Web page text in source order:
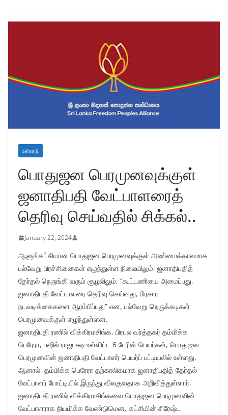
உள்நாடு
பொதுஜன பெரமுனவுக்குள்
ஜனாதிபதி வேட்பாளரைத்
தெரிவு செய்வதில் சிக்கல்..
January 22, 2024
ஆளுங்கட்சியான பொதுஜன பெரமுனவுக்குள் அண்மைக்காலமாக
பல்வேறு பிரச்சினைகள் எழுந்துள்ள நிலையிலும், ஜனாதிபதித்
தேர்தல் நெருங்கி வரும் சூழலிலும், “கூட்டணியை அமைப்பது,
ஜனாதிபதி வேட்பாளரை தெரிவு செய்வது, பிரசார
நடவடிக்கைகளை ஆரம்பிப்பது” என, பல்வேறு நெருக்கடிகள்
பெரமுனவுக்குள் எழுந்துள்ளன.
ஜனாதிபதி ரணில் விக்கிரமசிங்க, பிரபல வர்த்தகர் தம்மிக்க
பெரேரா, பஷில் ராஜபக்ஷ உள்ளிட்ட 6 பேரின் பெயர்கள், பொதுஜன
பெரமுனவின் ஜனாதிபதி வேட்பாளர் பெயர்ப் பட்டியலில் உள்ளது.
ஆனால், தம்மிக்க பெரேரா தற்காலிகமாக ஜனாதிபதித் தேர்தல்
வேட்பாளர் போட்டியில் இருந்து விலகுவதாக அறிவித்துள்ளார்.
ஜனாதிபதி ரணில் விக்கிரமசிங்கவை பொதுஜன பெரமுனவின்
வேட்பாளராக நியமிக்க வேண்டுமென, கட்சியின் சிரேஷ்ட